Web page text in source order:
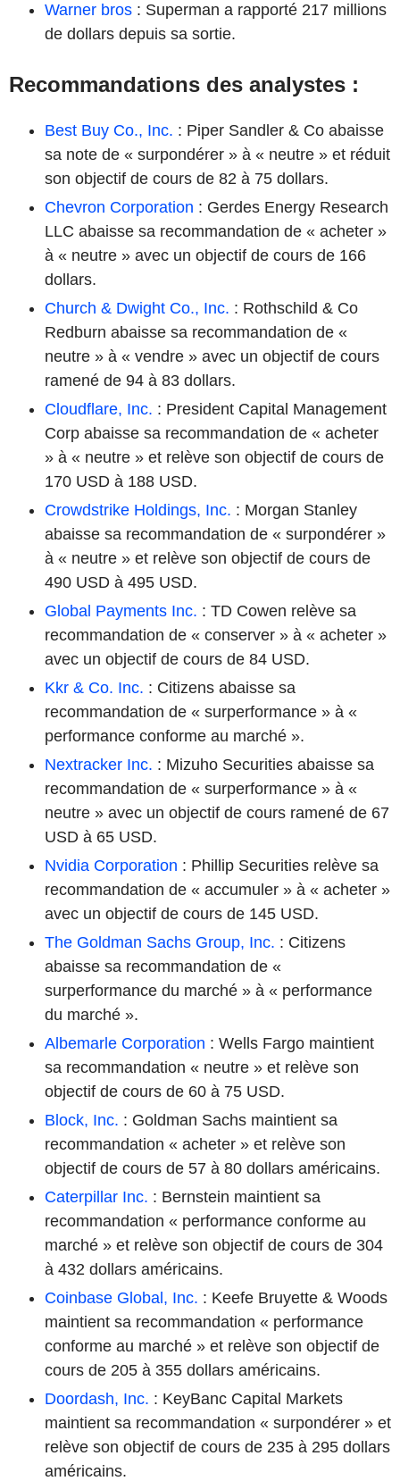
Warner bros : Superman a rapporté 217 millions
de dollars depuis sa sortie.
Recommandations des analystes :
Best Buy Co., Inc. : Piper Sandler & Co abaisse
sa note de « surpondérer » à « neutre » et réduit
son objectif de cours de 82 à 75 dollars.
Chevron Corporation : Gerdes Energy Research
LLC abaisse sa recommandation de « acheter »
à « neutre » avec un objectif de cours de 166
dollars.
Church & Dwight Co., Inc. : Rothschild & Co
Redburn abaisse sa recommandation de «
neutre » à « vendre » avec un objectif de cours
ramené de 94 à 83 dollars.
Cloudflare, Inc. : President Capital Management
Corp abaisse sa recommandation de « acheter
» à « neutre » et relève son objectif de cours de
170 USD à 188 USD.
Crowdstrike Holdings, Inc. : Morgan Stanley
abaisse sa recommandation de « surpondérer »
à « neutre » et relève son objectif de cours de
490 USD à 495 USD.
Global Payments Inc. : TD Cowen relève sa
recommandation de « conserver » à « acheter »
avec un objectif de cours de 84 USD.
Kkr & Co. Inc. : Citizens abaisse sa
recommandation de « surperformance » à «
performance conforme au marché ».
Nextracker Inc. : Mizuho Securities abaisse sa
recommandation de « surperformance » à «
neutre » avec un objectif de cours ramené de 67
USD à 65 USD.
Nvidia Corporation : Phillip Securities relève sa
recommandation de « accumuler » à « acheter »
avec un objectif de cours de 145 USD.
The Goldman Sachs Group, Inc. : Citizens
abaisse sa recommandation de «
surperformance du marché » à « performance
du marché ».
Albemarle Corporation : Wells Fargo maintient
sa recommandation « neutre » et relève son
objectif de cours de 60 à 75 USD.
Block, Inc. : Goldman Sachs maintient sa
recommandation « acheter » et relève son
objectif de cours de 57 à 80 dollars américains.
Caterpillar Inc. : Bernstein maintient sa
recommandation « performance conforme au
marché » et relève son objectif de cours de 304
à 432 dollars américains.
Coinbase Global, Inc. : Keefe Bruyette & Woods
maintient sa recommandation « performance
conforme au marché » et relève son objectif de
cours de 205 à 355 dollars américains.
Doordash, Inc. : KeyBanc Capital Markets
maintient sa recommandation « surpondérer » et
relève son objectif de cours de 235 à 295 dollars
américains.